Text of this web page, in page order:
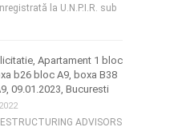
la U.N.P.I.R. sub
Apartament 1 bloc
b26 bloc A9, boxa B38
09.01.2023, Bucuresti
ADVISORS